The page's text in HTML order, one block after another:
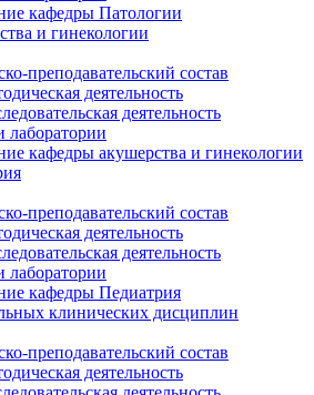
кафедры Патологии
и гинекологии
преподавательский состав
деятельность
деятельность
лаборатории
кафедры акушерства и гинекологии
преподавательский состав
деятельность
деятельность
лаборатории
кафедры Педиатрия
клинических дисциплин
преподавательский состав
деятельность